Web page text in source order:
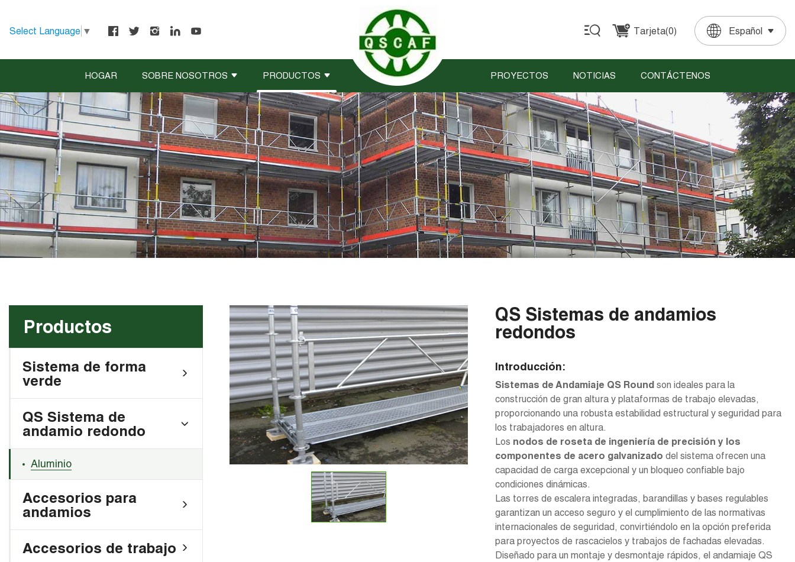
Select Language ▼ Tarjeta(0) Español
English
Français
Deutsch
Español
Português
HOGAR SOBRE NOSOTROS PRODUCTOS PROYECTOS NOTICIAS CONTÁCTENOS
Productos
Sistema de forma
verde
QS Sistema de
andamio redondo
Aluminio
Accesorios para
andamios
Accesorios de trabajo
QS Sistemas de andamios
redondos
Introducción:
Sistemas de Andamiaje QS Roundson ideales para la
construcción de gran altura y plataformas de trabajo elevadas,
proporcionando una robusta estabilidad estructural y seguridad para
los trabajadores en altura.
Los nodos de roseta de ingeniería de precisión y los
componentes de acero galvanizado del sistema ofrecen una
capacidad de carga excepcional y un bloqueo confiable bajo
condiciones dinámicas.
Las torres de escalera integradas, barandillas y bases regulables
garantizan un acceso seguro y el cumplimiento de las normativas
internacionales de seguridad, convirtiéndolo en la opción preferida
para proyectos de rascacielos y trabajos de fachadas elevadas.
Diseñado para un montaje y desmontaje rápidos, el andamiaje QS